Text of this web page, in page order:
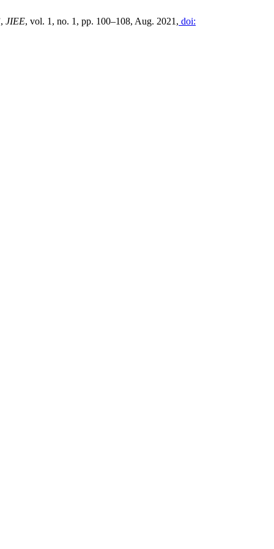
JIEE, vol. 1, no. 1, pp. 100–108, Aug. 2021, doi: